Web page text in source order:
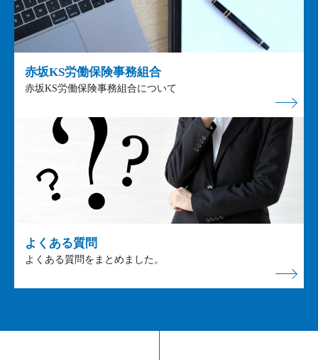
赤坂KS労働保険事務組合
赤坂KS労働保険事務組合について
よくある質問
よくある質問をまとめました。